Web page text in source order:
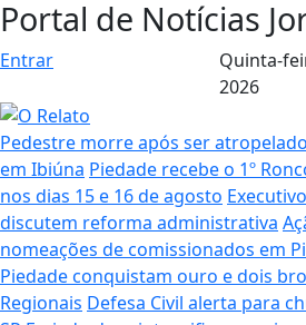
Portal de Notícias
Entrar Quinta-
2026
Pedestre morre após ser
em Ibiúna Piedade recebe o 1º
nos dias 15 e 16 de agosto
discutem reforma administrativa
nomeações de comissionados em
Piedade conquistam ouro e dois
Regionais Defesa Civil alerta para